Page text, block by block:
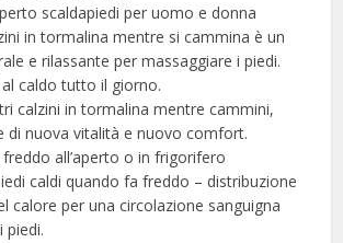
scaldapiedi per uomo e donna
in tormalina mentre si cammina è un
e rilassante per massaggiare i piedi.
caldo tutto il giorno.
calzini in tormalina mentre cammini,
di nuova vitalità e nuovo comfort.
all’aperto o in frigorifero
caldi quando fa freddo – distribuzione
calore per una circolazione sanguigna
piedi.